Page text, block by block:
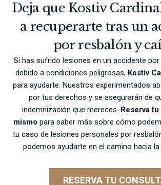
Deja que Kostiv
a recuperarte tras un
por resbalón y
Si has sufrido lesiones en un accidente
debido a condiciones peligrosas, Kostiv
para ayudarte. Nuestros experimentados
por tus derechos y se asegurarán de
indemnización que mereces. Reserva
mismo para saber más sobre cómo
tu caso de lesiones personales por
podemos ayudarte en el camino hacia
RESERVA TU